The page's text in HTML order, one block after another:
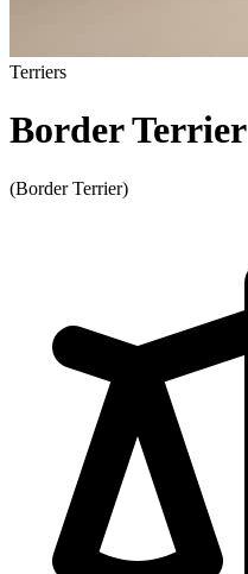
Terriers
Border Terrier
(Border Terrier)